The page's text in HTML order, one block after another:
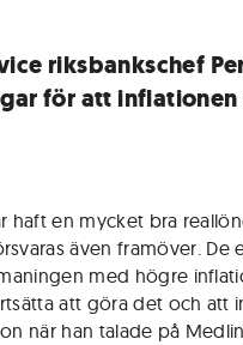
riksbankschef
för att inflationen
haft en mycket bra
även framöver. De
med högre
att göra det och att
när han talade på